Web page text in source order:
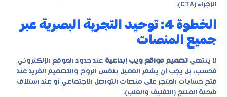
الإجراء (CTA).
الخطوة 4: توحيد التجربة البصرية عبر
جميع المنصات
لا ينتهي تصميم مواقع ويب إبداعية عند حدود الموقع الإلكتروني
فحسب، بل يجب أن يشعر العميل بنفس الروح والتصميم الفريد عند
فتح حسابات المتجر على منصات التواصل الاجتماعي أو عند استلاف
شحنة المنتج (التغليف والعلب).